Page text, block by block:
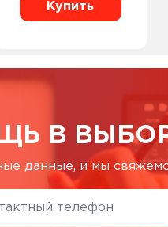
Купить
В
данные, и мы